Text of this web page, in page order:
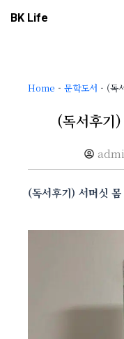
BK Life
Home - 문학도서 - (독
(독서후기
(독서후기) 서머싯